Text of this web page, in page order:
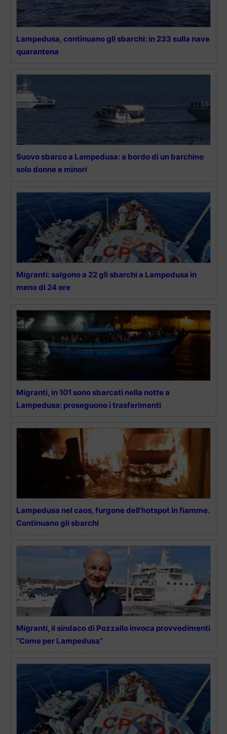
Lampedusa, continuano gli sbarchi: in 233 sulla nave
quarantena
Suovo sbarco a Lampedusa: a bordo di un barchino
solo donne e minori
Migranti: salgono a 22 gli sbarchi a Lampedusa in
meno di 24 ore
Migranti, in 101 sono sbarcati nella notte a
Lampedusa: proseguono i trasferimenti
Lampedusa nel caos, furgone dell’hotspot in fiamme.
Continuano gli sbarchi
Migranti, il sindaco di Pozzallo invoca provvedimenti
“Come per Lampedusa”